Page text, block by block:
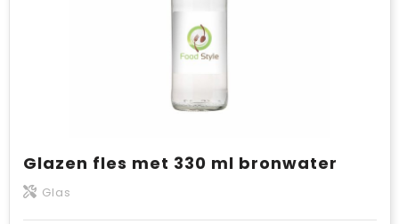
Glazen fles met 330 ml bronwater
Glas